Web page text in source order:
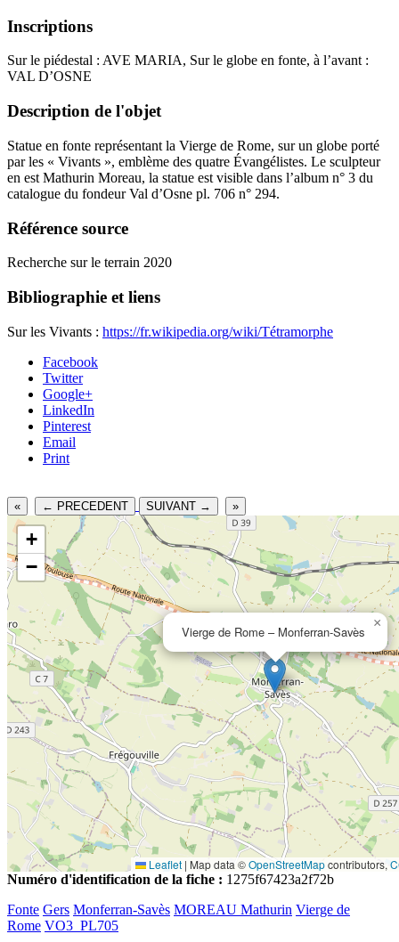
Inscriptions
Sur le piédestal : AVE MARIA, Sur le globe en fonte, à l’avant :
VAL D’OSNE
Description de l'objet
Statue en fonte représentant la Vierge de Rome, sur un globe porté
par les « Vivants », emblème des quatre Évangélistes. Le sculpteur
en est Mathurin Moreau, la statue est visible dans l’album n° 3 du
catalogue du fondeur Val d’Osne pl. 706 n° 294.
Référence source
Recherche sur le terrain 2020
Bibliographie et liens
Sur les Vivants : https://fr.wikipedia.org/wiki/Tétramorphe
Facebook
Twitter
Google+
LinkedIn
Pinterest
Email
Print
« ← PRECEDENT SUIVANT → »
Vierge de Rome – Monferran-Savès
×
+
−
Leaflet | Map data ©OpenStreetMapcontributors,
Numéro d'identification de la fiche : 1275f67423a2f72b
Fonte Gers Monferran-Savès MOREAU Mathurin Vierge de
Rome VO3_PL705